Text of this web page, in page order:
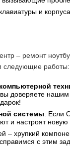
и корпуса.
– ремонт
следующие работы:
доверяете нашим
системы . Если
и настроят
– хрупкий
с этим